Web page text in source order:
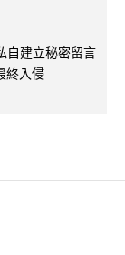
自建立秘密留言
終入侵